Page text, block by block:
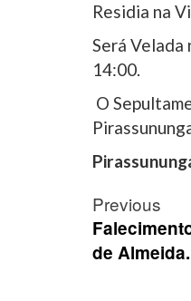
Residia na
Será Velada
14:00.
O
Post
Previous
de Almeida.